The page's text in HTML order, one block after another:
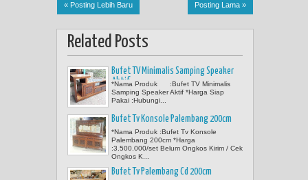
« Posting Lebih Baru Posting Lama »
Related Posts
Bufet TV Minimalis Samping Speaker
Aktif
*Nama Produk :Bufet TV Minimalis
Samping Speaker Aktif *Harga Siap
Pakai :Hubungi...
Bufet Tv Konsole Palembang 200cm
*Nama Produk :Bufet Tv Konsole
Palembang 200cm *Harga
:3.500.000/set Belum Ongkos Kirim / Cek
Ongkos K...
Bufet Tv Palembang Cd 200cm